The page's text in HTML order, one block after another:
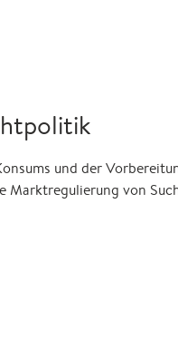
und der
Marktregulierung von